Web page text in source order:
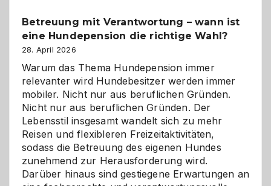
Betreuung mit Verantwortung – wann ist
eine Hundepension die richtige Wahl?
28. April 2026
Warum das Thema Hundepension immer
relevanter wird Hundebesitzer werden immer
mobiler. Nicht nur aus beruflichen Gründen.
Nicht nur aus beruflichen Gründen. Der
Lebensstil insgesamt wandelt sich zu mehr
Reisen und flexibleren Freizeitaktivitäten,
sodass die Betreuung des eigenen Hundes
zunehmend zur Herausforderung wird.
Darüber hinaus sind gestiegene Erwartungen an